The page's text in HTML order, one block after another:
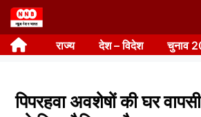
Skip
to
content राज्य देश – विदेश चुनाव
पिपरहवा अवशेषों की घर